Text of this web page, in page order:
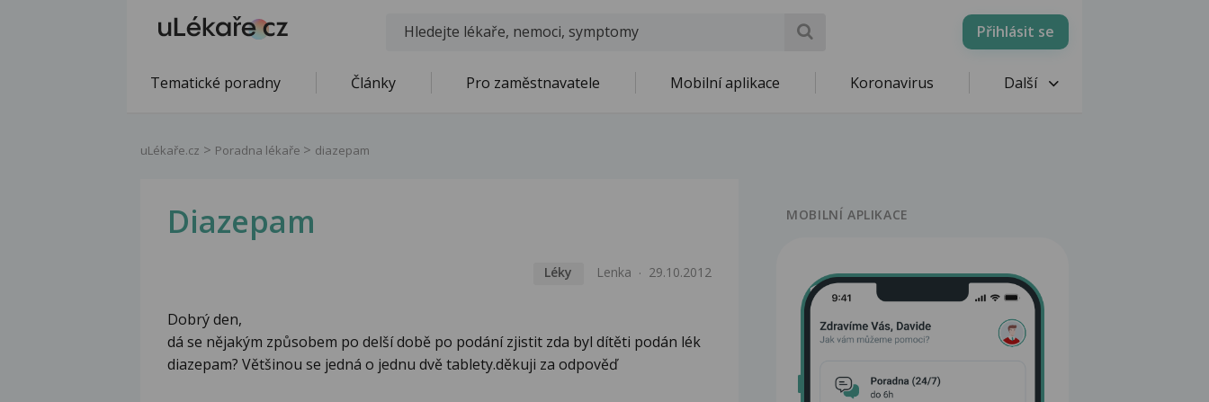
Přihlásit se
Tematické poradny Články Pro zaměstnavatele Mobilní aplikace Koronavirus Další
uLékaře.cz Poradna lékaře diazepam
Diazepam
Léky Lenka 29.10.2012
Dobrý den,
dá se nějakým způsobem po delší době po podání zjistit zda byl dítěti podán lék
diazepam? Většinou se jedná o jednu dvě tablety.děkuji za odpověď
MOBILNÍ APLIKACE